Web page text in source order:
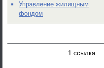
Управление жилищным
фондом
1 ссылка